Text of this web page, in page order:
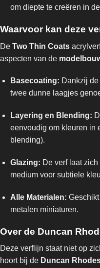
om diepte te creëren in
Waarvoor kan deze
De Two Thin Coats
aspecten van de
Basecoating: Dankzij
twee dunne laagjes
Layering en Blending:
eenvoudig om kleuren in
blending).
Glazing: De verf laat
medium voor subtiele
Alle Materialen:
metalen miniaturen.
Over de Duncan
Deze verflijn staat niet op
hoort bij de Duncan